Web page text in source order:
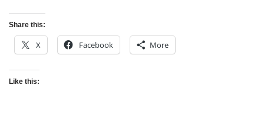
Share this:
X Facebook More
Like this: